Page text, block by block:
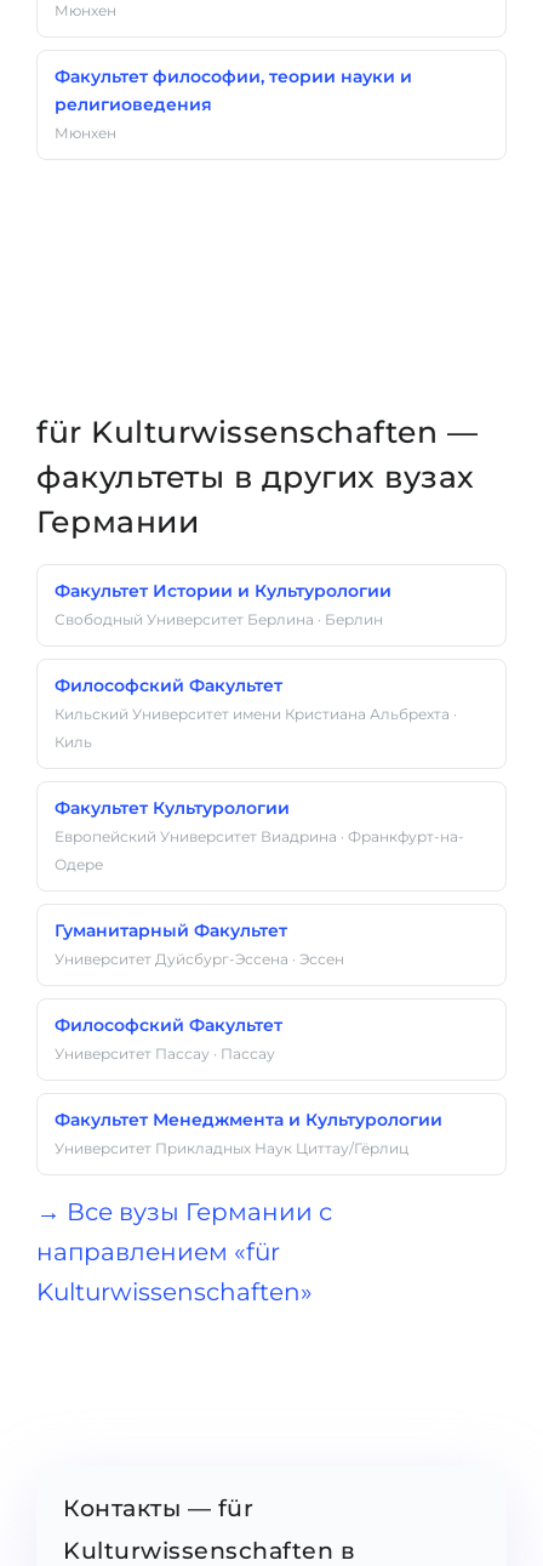
Мюнхен
Факультет философии, теории науки и
религиоведения
Мюнхен
für Kulturwissenschaften —
факультеты в других вузах
Германии
Факультет Истории и Культурологии
Свободный Университет Берлина · Берлин
Философский Факультет
Кильский Университет имени Кристиана Альбрехта ·
Киль
Факультет Культурологии
Европейский Университет Виадрина · Франкфурт-на-
Одере
Гуманитарный Факультет
Университет Дуйсбург-Эссена · Эссен
Философский Факультет
Университет Пассау · Пассау
Факультет Менеджмента и Культурологии
Университет Прикладных Наук Циттау/Гёрлиц
→ Все вузы Германии с
направлением «für
Kulturwissenschaften»
Контакты — für
Kulturwissenschaften в